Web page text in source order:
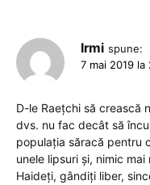
Irmi spune:
7 mai 2019 la
D-le Raețchi să crească
dvs. nu fac decât să
populația săracă pentru
unele lipsuri și, nimic
Haideți, gândiți liber,